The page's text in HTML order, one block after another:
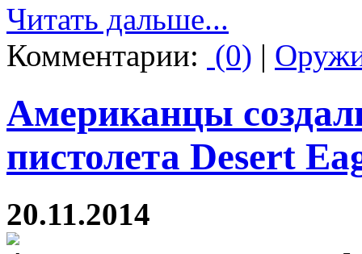
Читать дальше...
Комментарии: (0) |
Американцы
пистолета Desert
20.11.2014